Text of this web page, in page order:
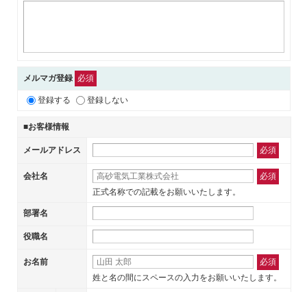
メルマガ登録 必須
登録する 登録しない
■お客様情報
メールアドレス 必須
会社名
必須
正式名称での記載をお願いいたします。
部署名
役職名
お名前
必須
姓と名の間にスペースの入力をお願いいたします。